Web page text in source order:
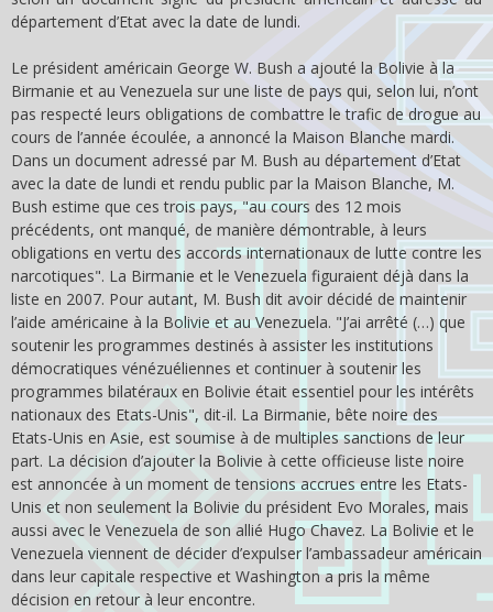
département d’Etat avec la date de lundi.
Le président américain George W. Bush a ajouté la Bolivie à la
Birmanie et au Venezuela sur une liste de pays qui, selon lui, n’ont
pas respecté leurs obligations de combattre le trafic de drogue au
cours de l’année écoulée, a annoncé la Maison Blanche mardi.
Dans un document adressé par M. Bush au département d’Etat
avec la date de lundi et rendu public par la Maison Blanche, M.
Bush estime que ces trois pays, "au cours des 12 mois
précédents, ont manqué, de manière démontrable, à leurs
obligations en vertu des accords internationaux de lutte contre les
narcotiques". La Birmanie et le Venezuela figuraient déjà dans la
liste en 2007. Pour autant, M. Bush dit avoir décidé de maintenir
l’aide américaine à la Bolivie et au Venezuela. "J’ai arrêté (…) que
soutenir les programmes destinés à assister les institutions
démocratiques vénézuéliennes et continuer à soutenir les
programmes bilatéraux en Bolivie était essentiel pour les intérêts
nationaux des Etats-Unis", dit-il. La Birmanie, bête noire des
Etats-Unis en Asie, est soumise à de multiples sanctions de leur
part. La décision d’ajouter la Bolivie à cette officieuse liste noire
est annoncée à un moment de tensions accrues entre les Etats-
Unis et non seulement la Bolivie du président Evo Morales, mais
aussi avec le Venezuela de son allié Hugo Chavez. La Bolivie et le
Venezuela viennent de décider d’expulser l’ambassadeur américain
dans leur capitale respective et Washington a pris la même
décision en retour à leur encontre.